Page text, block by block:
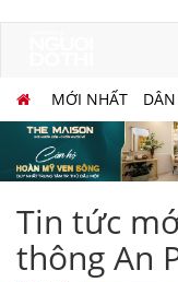
MỚI NHẤT
Tin tức
thông An